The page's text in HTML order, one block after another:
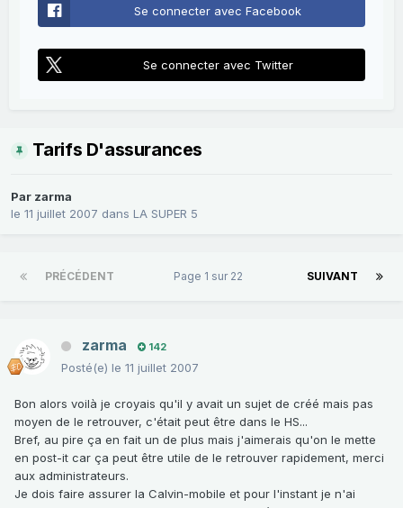
Se connecter avec Facebook
Se connecter avec Twitter
Tarifs D'assurances
Par zarma
le 11 juillet 2007 dans LA SUPER 5
PRÉCÉDENT SUIVANT
Page 1 sur 22
zarma 142
Posté(e) le 11 juillet 2007
Bon alors voilà je croyais qu'il y avait un sujet de créé mais pas
moyen de le retrouver, c'était peut être dans le HS...
Bref, au pire ça en fait un de plus mais j'aimerais qu'on le mette
en post-it car ça peut être utile de le retrouver rapidement, merci
aux administrateurs.
Je dois faire assurer la Calvin-mobile et pour l'instant je n'ai